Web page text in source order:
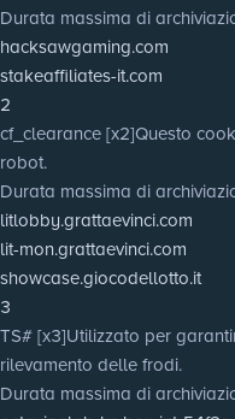
Durata massima di
hacksawgaming.com
stakeaffiliates-it.com
2
cf_clearance [x2]Questo
robot.
Durata massima di
litlobby.grattaevinci.com
lit-mon.grattaevinci.com
showcase.giocodellotto.it
3
TS# [x3]Utilizzato per
rilevamento delle frodi.
Durata massima di